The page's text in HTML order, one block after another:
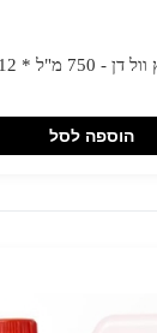
( מארז )
הוספה לסל